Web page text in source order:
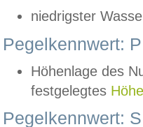
niedrigster
Pegelkennwert:
Höhenlage des
festgelegtes
Pegelkennwert: